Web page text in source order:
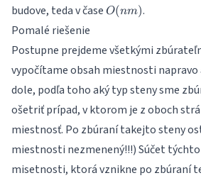
budove, teda v čase O(nm)
O(nm).
Pomalé riešenie
Postupne prejdeme všetkými
vypočítame obsah miestnosti napravo
dole, podľa toho aký typ steny sme
ošetriť prípad, v ktorom je z oboch
miestnosť. Po zbúraní takejto steny
miestnosti nezmenený!!!) Súčet
misetnosti, ktorá vznikne po zbúraní